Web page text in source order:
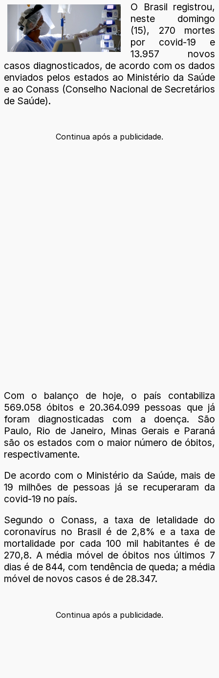
O Brasil registrou,
neste domingo
(15), 270 mortes
por covid-19 e
13.957 novos
casos diagnosticados, de acordo com os dados
enviados pelos estados ao Ministério da Saúde
e ao Conass (Conselho Nacional de Secretários
de Saúde).
Continua após a publicidade.
Com o balanço de hoje, o país contabiliza
569.058 óbitos e 20.364.099 pessoas que já
foram diagnosticadas com a doença. São
Paulo, Rio de Janeiro, Minas Gerais e Paraná
são os estados com o maior número de óbitos,
respectivamente.
De acordo com o Ministério da Saúde, mais de
19 milhões de pessoas já se recuperaram da
covid-19 no país.
Segundo o Conass, a taxa de letalidade do
coronavírus no Brasil é de 2,8% e a taxa de
mortalidade por cada 100 mil habitantes é de
270,8. A média móvel de óbitos nos últimos 7
dias é de 844, com tendência de queda; a média
móvel de novos casos é de 28.347.
Continua após a publicidade.